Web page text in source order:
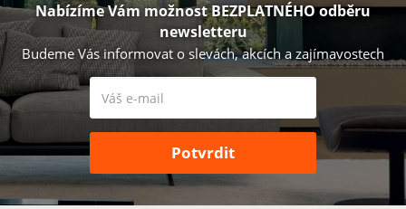
Nabízíme Vám možnost BEZPLATNÉHO odběru
newsletteru
Budeme Vás informovat o slevách, akcích a zajímavostech